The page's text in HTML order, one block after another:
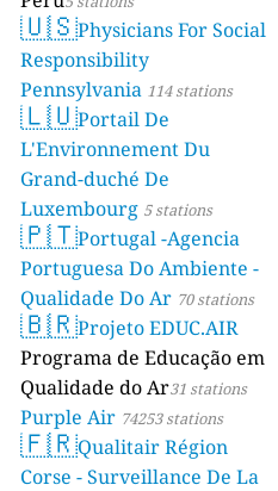
🇺🇸Physicians For Social
Responsibility
Pennsylvania 114 stations
🇱🇺Portail De
L'Environnement Du
Grand-duché De
Luxembourg 5 stations
🇵🇹Portugal -Agencia
Portuguesa Do Ambiente -
Qualidade Do Ar 70 stations
🇧🇷Projeto EDUC.AIR
Programa de Educação em
Qualidade do Ar31 stations
Purple Air 74253 stations
🇫🇷Qualitair Région
Corse - Surveillance De La